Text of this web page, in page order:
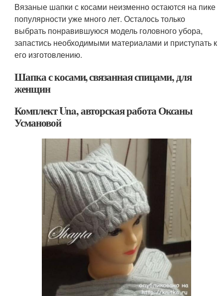
Вязаные шапки с косами неизменно остаются на пике
популярности уже много лет. Осталось только
выбрать понравившуюся модель головного убора,
запастись необходимыми материалами и приступать к
его изготовлению.
Шапка с косами, связанная спицами, для
женщин
Комплект Una, авторская работа Оксаны
Усмановой